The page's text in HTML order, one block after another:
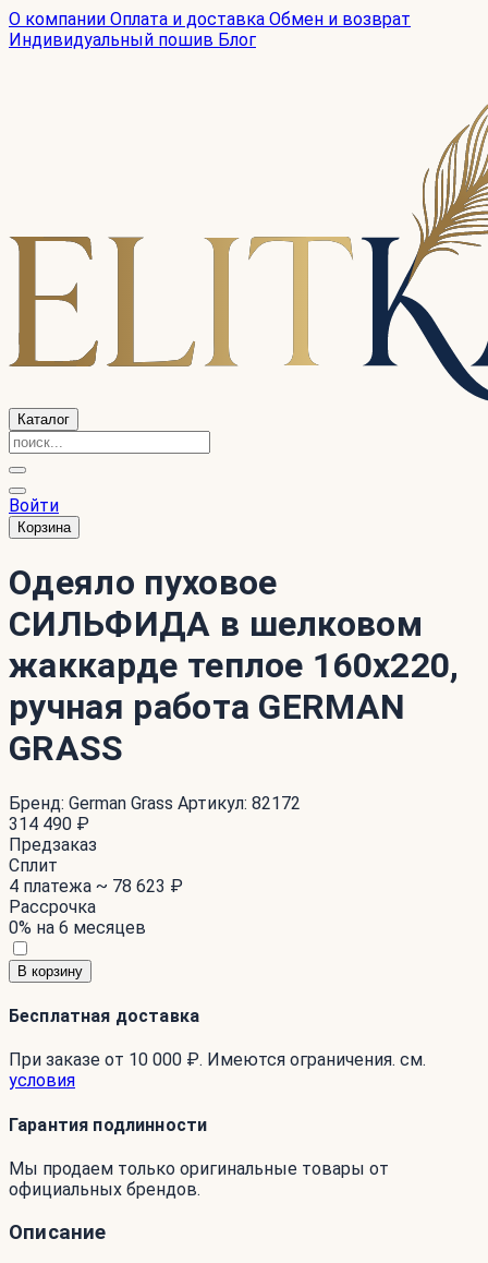
О компании Оплата и доставка Обмен и возврат
Индивидуальный пошив Блог
Каталог
Войти
Корзина
Одеяло пуховое
СИЛЬФИДА в шелковом
жаккарде теплое 160x220,
ручная работа GERMAN
GRASS
Бренд: German Grass Артикул: 82172
314 490 ₽
Предзаказ
Сплит
4 платежа ~ 78 623 ₽
Рассрочка
0% на 6 месяцев
В корзину
Бесплатная доставка
При заказе от 10 000 ₽. Имеются ограничения. см.
условия
Гарантия подлинности
Мы продаем только оригинальные товары от
официальных брендов.
Описание